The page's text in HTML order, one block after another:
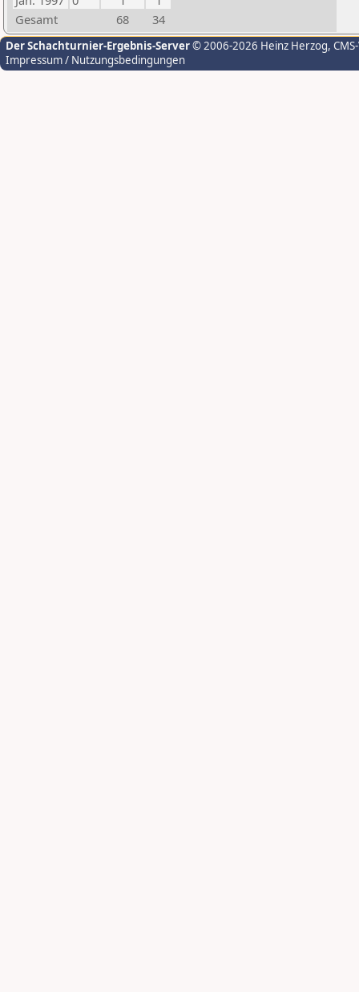
Gesamt
68 34
Der Schachturnier-Ergebnis-Server© 2006-2026 Heinz Herzog,
Impressum / Nutzungsbedingungen